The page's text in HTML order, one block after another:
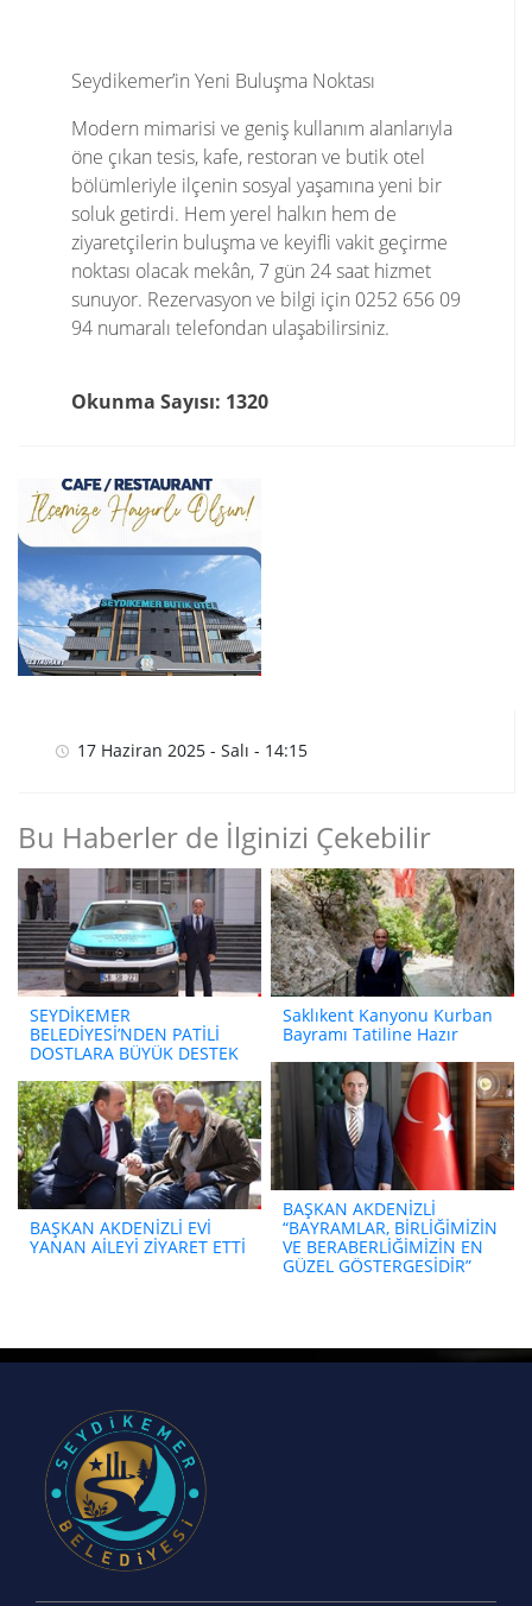
Seydikemer’in Yeni Buluşma Noktası
Modern mimarisi ve geniş kullanım alanlarıyla
öne çıkan tesis, kafe, restoran ve butik otel
bölümleriyle ilçenin sosyal yaşamına yeni bir
soluk getirdi. Hem yerel halkın hem de
ziyaretçilerin buluşma ve keyifli vakit geçirme
noktası olacak mekân, 7 gün 24 saat hizmet
sunuyor. Rezervasyon ve bilgi için 0252 656 09
94 numaralı telefondan ulaşabilirsiniz.
Okunma Sayısı: 1320
17 Haziran 2025 - Salı - 14:15
Bu Haberler de İlginizi Çekebilir
SEYDİKEMER
BELEDİYESİ’NDEN PATİLİ
DOSTLARA BÜYÜK DESTEK
Saklıkent Kanyonu Kurban
Bayramı Tatiline Hazır
BAŞKAN AKDENİZLİ
“BAYRAMLAR, BİRLİĞİMİZİN
VE BERABERLİĞİMİZİN EN
GÜZEL GÖSTERGESİDİR”
BAŞKAN AKDENİZLİ EVİ
YANAN AİLEYİ ZİYARET ETTİ